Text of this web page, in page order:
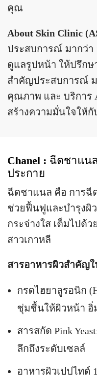
คุณ
About Skin Clinic
ประสบการณ์ มากว่
ดูแลรูปหน้า ให้ปรึกษ
สำคัญประสบการณ์ ม
คุณภาพ และ บริการ
สร้างความมั่นใจให้
Chanel : ฉีดชาแน
ประกาย
ฉีดชาแนล คือ การฉี
ช่วยฟื้นฟูและบำรุงผิ
กระจ่างใส เต็มไปด้
สาวเกาหลี
สารอาหารผิวสำคัญ
กรดไฮยาลูรอนิก
ชุ่มชื้นให้ผิวหน้า อิ่
สารสกัด Pink
ลึกถึงระดับเซลล์
อาหารผิวเปปไทด์